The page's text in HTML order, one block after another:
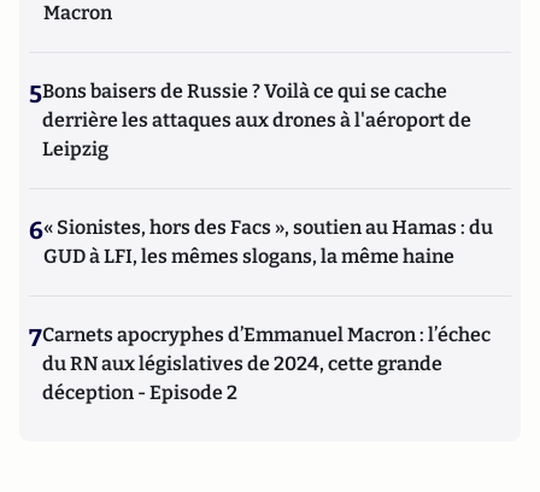
Macron
5Bons baisers de Russie ? Voilà ce qui se cache
derrière les attaques aux drones à l'aéroport de
Leipzig
6« Sionistes, hors des Facs », soutien au Hamas : du
GUD à LFI, les mêmes slogans, la même haine
7Carnets apocryphes d’Emmanuel Macron : l’échec
du RN aux législatives de 2024, cette grande
déception - Episode 2